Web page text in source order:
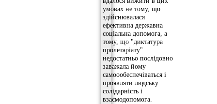
умовах не тому, що
здійснювалася
ефективна державна
соціальна допомога, а
тому, що "диктатура
пролетаріату"
недостатньо послідовно
заважала йому
самоообеспечіваться і
проявляти людську
солідарність і
взаємодопомога.